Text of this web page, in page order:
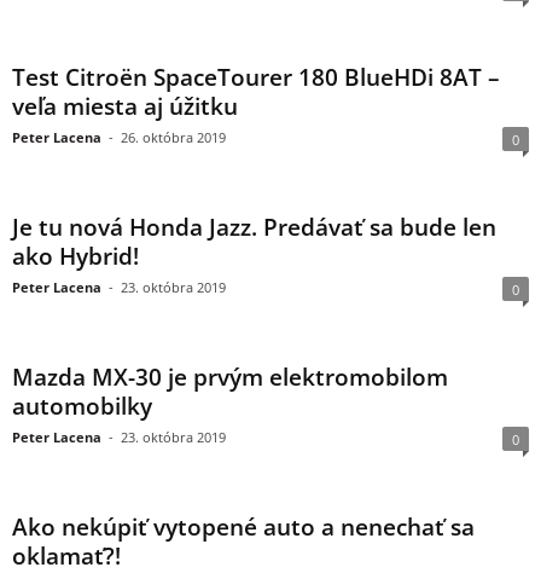
Test Citroën SpaceTourer 180 BlueHDi 8AT –
veľa miesta aj úžitku
Peter Lacena - 26. októbra 2019 0
Je tu nová Honda Jazz. Predávať sa bude len
ako Hybrid!
Peter Lacena - 23. októbra 2019 0
Mazda MX-30 je prvým elektromobilom
automobilky
Peter Lacena - 23. októbra 2019 0
Ako nekúpiť vytopené auto a nenechať sa
oklamať?!